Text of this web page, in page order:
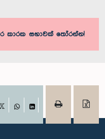
කාරක සභාවක් තෝරන්න!
WhatsAppLinkedIn